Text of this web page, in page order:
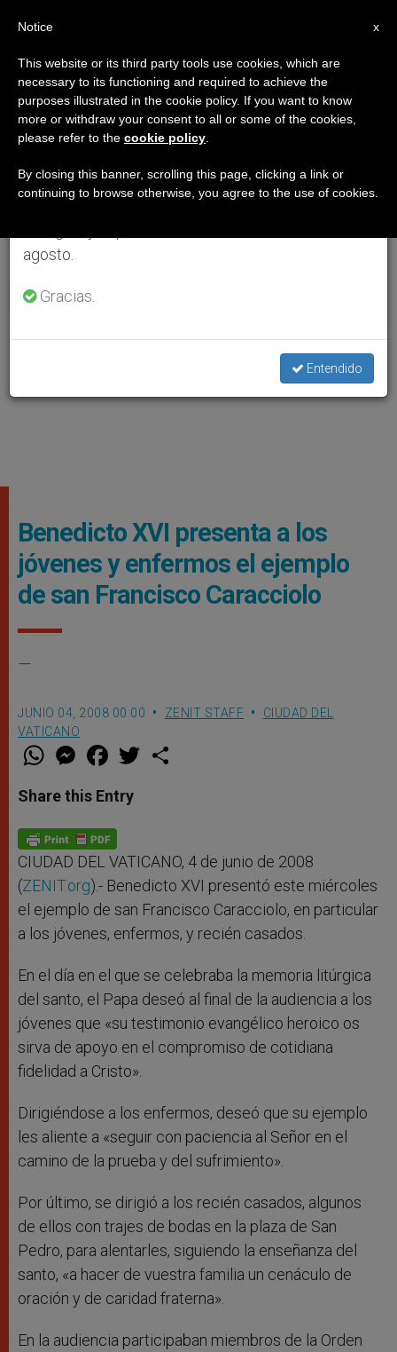
Benedicto XVI presenta a los
jóvenes y enfermos el ejemplo
de san Francisco Caracciolo
–
JUNIO 04, 2008 00:00 ZENIT STAFF
CIUDAD DEL
VATICANO
W
t
s
p
p
M
e
s
e
g
e
r
F
a
e
b
o
k
w
Share this Entry
CIUDAD DEL VATICANO, 4 de junio de 2008
(ZENIT.org).- Benedicto XVI presentó este miércoles
el ejemplo de san Francisco Caracciolo, en particular
a los jóvenes, enfermos, y recién casados.
En el día en el que se celebraba la memoria litúrgica
del santo, el Papa deseó al final de la audiencia a los
jóvenes que «su testimonio evangélico heroico os
sirva de apoyo en el compromiso de cotidiana
fidelidad a Cristo».
Dirigiéndose a los enfermos, deseó que su ejemplo
les aliente a «seguir con paciencia al Señor en el
camino de la prueba y del sufrimiento».
Por último, se dirigió a los recién casados, algunos
de ellos con trajes de bodas en la plaza de San
Pedro, para alentarles, siguiendo la enseñanza del
santo, «a hacer de vuestra familia un cenáculo de
oración y de caridad fraterna».
En la audiencia participaban miembros de la Orden
×
Aviso importante
Del 27 de julio al 7 de agosto haremos la pausa
anual, aprovechando que en el periodo de verano
se generan menos informaciones y también el
agosto.
Gracias.
Entendido
x
Notice
This website or its third party tools use cookies, which are
necessary to its functioning and required to achieve the
purposes illustrated in the cookie policy. If you want to know
more or withdraw your consent to all or some of the cookies,
please refer to the cookie policy
By closing this banner, scrolling this page, clicking a link or
continuing to browse otherwise, you agree to the use of cookies.